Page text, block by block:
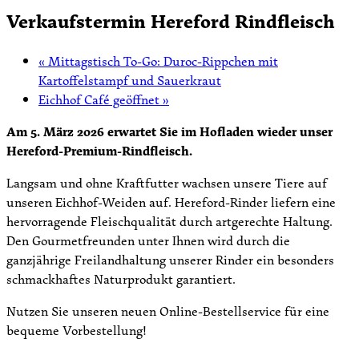
Verkaufstermin Hereford Rindfleisch
« Mittagstisch To-Go: Duroc-Rippchen mit
Kartoffelstampf und Sauerkraut
Eichhof Café geöffnet»
Am 5. März 2026 erwartet Sie im Hofladen wieder unser
Hereford-Premium-Rindfleisch.
Langsam und ohne Kraftfutter wachsen unsere Tiere auf
unseren Eichhof-Weiden auf. Hereford-Rinder liefern eine
hervorragende Fleischqualität durch artgerechte Haltung.
Den Gourmetfreunden unter Ihnen wird durch die
ganzjährige Freilandhaltung unserer Rinder ein besonders
schmackhaftes Naturprodukt garantiert.
Nutzen Sie unseren neuen Online-Bestellservice für eine
bequeme Vorbestellung!